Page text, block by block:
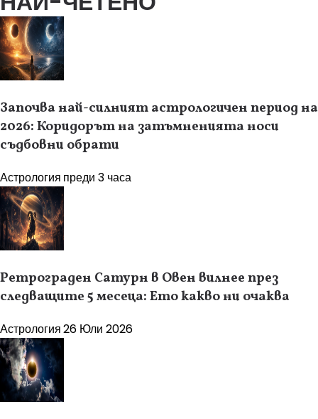
Започва най-силният астрологичен период на
2026: Коридорът на затъмненията носи
съдбовни обрати
Астрология преди 3 часа
Ретрограден Сатурн в Овен вилнее през
следващите 5 месеца: Ето какво ни очаква
Астрология26 Юли 2026